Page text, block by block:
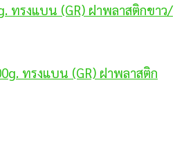
ทรงแบน (GR) ฝาพลาสติกขาว/